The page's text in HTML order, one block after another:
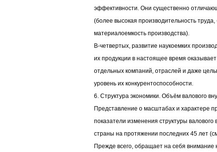
эффективности. Они существенно
(более высокая производительность
материалоемкость производства).
В-четвертых, развитие наукоемких
их продукции в настоящее время
отдельных компаний, отраслей и даже
уровень их конкурентоспособности.
6. Структура экономики. Объём валового
Представление о масштабах и характере
показатели изменения структуры
страны на протяжении последних 45 лет
Прежде всего, обращает на себя внимание